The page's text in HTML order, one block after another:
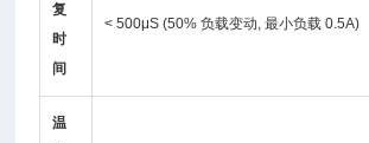
复
时
间
< 500μS (50% 负载变动, 最小负载 0.5A)
温